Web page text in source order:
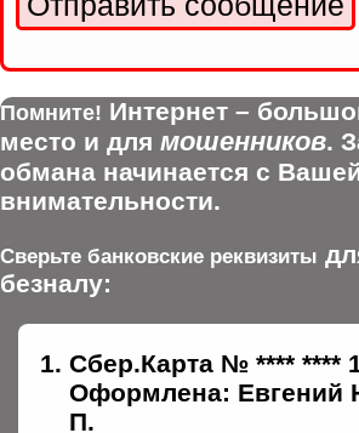
Помните! Интернет –
место и для мошенников.
обмана начинается с
внимательности.
Сверьте банковские реквизиты
безналу:
Сбер.Карта № **** ****
Оформлена: Евгений
П.